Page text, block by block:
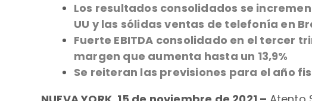
Los resultados consolidados se
UU y las sólidas ventas de telefonía en
Fuerte EBITDA consolidado en el tercer
margen que aumenta hasta un 13,9%
Se reiteran las previsiones para el año